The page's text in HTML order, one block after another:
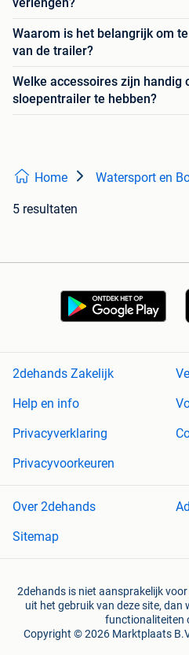
verlengen?
Waarom is het belangrijk om
van de trailer?
Welke accessoires zijn handig
sloepentrailer te hebben?
Home Watersport en
5 resultaten
2dehands Zakelijk
Help en info
Privacyverklaring
Privacyvoorkeuren
Over 2dehands
Sitemap
2dehands is niet aansprakelijk
uit het gebruik van deze site,
functionaliteiten
Copyright © 2026 Marktplaats